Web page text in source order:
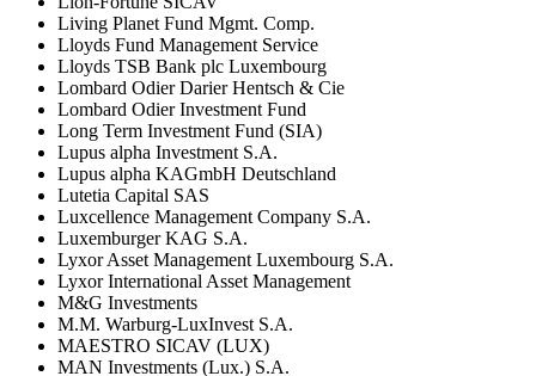
Living Planet Fund Mgmt. Comp.
Lloyds Fund Management Service
Lloyds TSB Bank plc Luxembourg
Lombard Odier Darier Hentsch & Cie
Lombard Odier Investment Fund
Long Term Investment Fund (SIA)
Lupus alpha Investment S.A.
Lupus alpha KAGmbH Deutschland
Lutetia Capital SAS
Luxcellence Management Company S.A.
Luxemburger KAG S.A.
Lyxor Asset Management Luxembourg S.A.
Lyxor International Asset Management
M&G Investments
M.M. Warburg-LuxInvest S.A.
MAESTRO SICAV (LUX)
MAN Investments (Lux.) S.A.